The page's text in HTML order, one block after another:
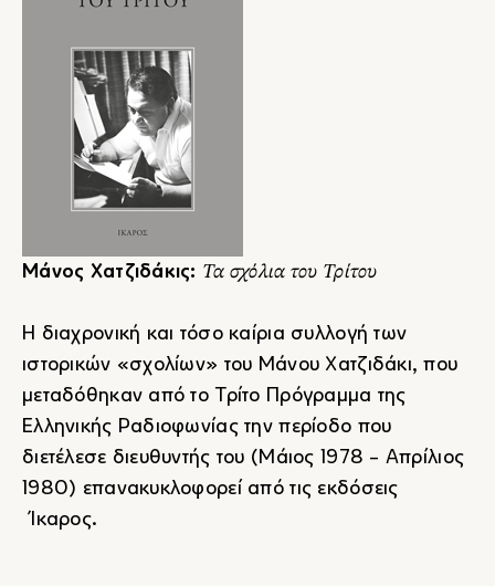
Μάνος Χατζιδάκις: Τα σχόλια του Τρίτου
Η διαχρονική και τόσο καίρια συλλογή των
ιστορικών «σχολίων» του Μάνου Χατζιδάκι, που
μεταδόθηκαν από το Τρίτο Πρόγραμμα της
Ελληνικής Ραδιοφωνίας την περίοδο που
διετέλεσε διευθυντής του (Μάιος 1978 - Απρίλιος
1980) επανακυκλοφορεί από τις εκδόσεις
Ίκαρος.